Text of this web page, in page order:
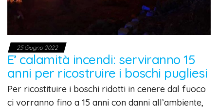
25 Giugno 2022
E’ calamità incendi: serviranno 15
anni per ricostruire i boschi pugliesi
Per ricostituire i boschi ridotti in cenere dal fuoco
ci vorranno fino a 15 anni con danni all’ambiente,